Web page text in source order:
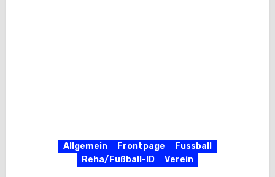
Allgemein Frontpage
Fussball
Reha/Fußball-ID
Verein